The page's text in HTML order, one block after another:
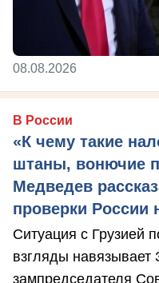
08.08.2026
В России
«К чему такие
штаны, вонючие
Медведев
проверки России
Ситуация с Грузией
взгляды навязывает
зампредседателя